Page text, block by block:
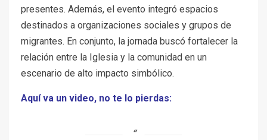
presentes. Además, el evento integró espacios
destinados a organizaciones sociales y grupos de
migrantes. En conjunto, la jornada buscó fortalecer la
relación entre la Iglesia y la comunidad en un
escenario de alto impacto simbólico.
Aquí va un video, no te lo pierdas: